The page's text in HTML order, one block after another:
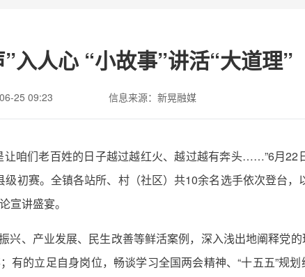
入人心 “小故事”讲活“大道理”
25 09:23 信息来源：新晃融媒
咱们老百姓的日子越过越红火、越过越有奔头……”6月22
初赛。全镇各站所、村（社区）共10余名选手依次登台，
宣讲盛宴。
兴、产业发展、民生改善等鲜活案例，深入浅出地阐释党
的立足自身岗位，畅谈学习全国两会精神、“十五五”规